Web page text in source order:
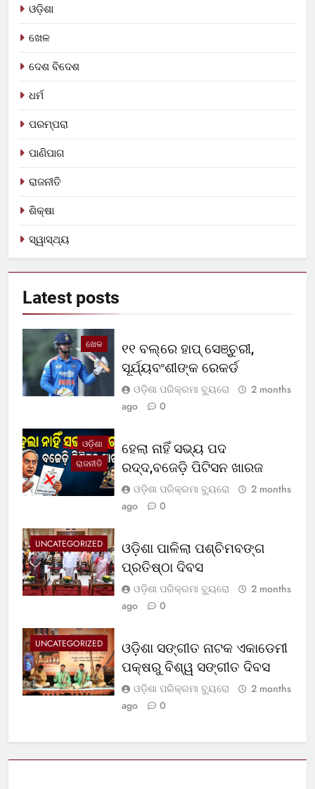
ଓଡ଼ିଶା
ଖେଳ
ଦେଶ ବିଦେଶ
ଧର୍ମ
ପରମ୍ପରା
ପାଣିପାଗ
ରାଜନୀତି
ଶିକ୍ଷା
ସ୍ୱାସ୍ଥ୍ୟ
Latest posts
ଖେଳ
୧୧ ବଲ୍‌ରେ ହାପ୍ ସେଞ୍ଚୁରୀ,
ସୂର୍ଯ୍ୟବଂଶୀଙ୍କ ରେକର୍ଡ
ଓଡ଼ିଶା ପରିକ୍ରମା ବ୍ୟୁରୋ
2 months
ago
0
ଓଡ଼ିଶା
ରାଜନୀତି
ହେଲା ନାହିଁ ସଭ୍ୟ ପଦ
ରଦ୍ଦ,ବଜେଡ଼ି ପିଟିସନ ଖାରଜ
ଓଡ଼ିଶା ପରିକ୍ରମା ବ୍ୟୁରୋ
2 months
ago
0
UNCATEGORIZED
ଓଡ଼ିଶା ପାଳିଲା ପଶ୍ଚିମବଙ୍ଗ
ପ୍ରତିଷ୍ଠା ଦିବସ
ଓଡ଼ିଶା ପରିକ୍ରମା ବ୍ୟୁରୋ
2 months
ago
0
UNCATEGORIZED
ଓଡ଼ିଶା ସଙ୍ଗୀତ ନାଟକ ଏକାଡେମୀ
ପକ୍ଷରୁ ବିଶ୍ୱ ସଙ୍ଗୀତ ଦିବସ
ଓଡ଼ିଶା ପରିକ୍ରମା ବ୍ୟୁରୋ
2 months
ago
0